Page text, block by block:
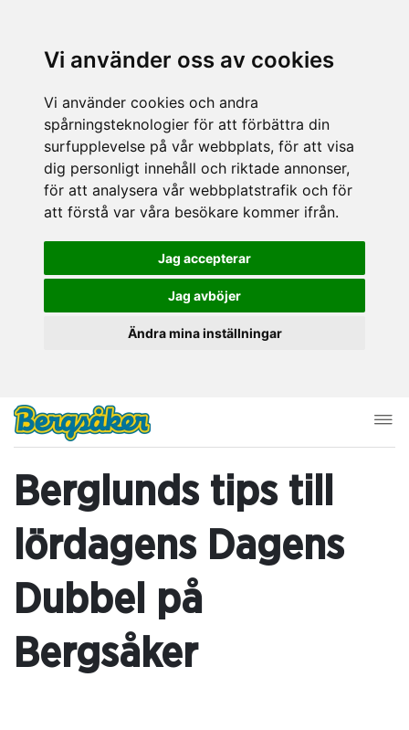
Vi använder oss av cookies
Vi använder cookies och andra
spårningsteknologier för att förbättra din
surfupplevelse på vår webbplats, för att visa
dig personligt innehåll och riktade annonser,
för att analysera vår webbplatstrafik och för
att förstå var våra besökare kommer ifrån.
Jag accepterar
Jag avböjer
Ändra mina inställningar
Berglunds tips till
lördagens Dagens
Dubbel på
Bergsåker